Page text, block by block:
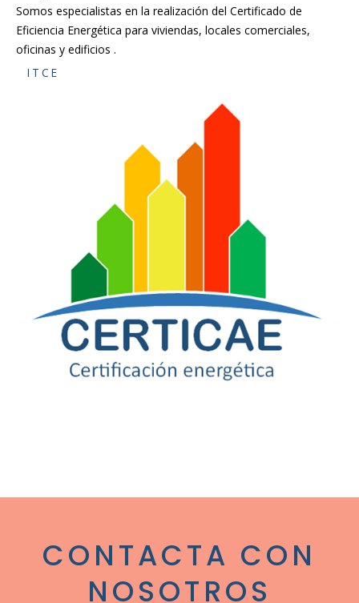
Somos especialistas en la realización del Certificado de
Eficiencia Energética para viviendas, locales comerciales,
oficinas y edificios .
ITCE
CONTACTA CON
NOSOTROS